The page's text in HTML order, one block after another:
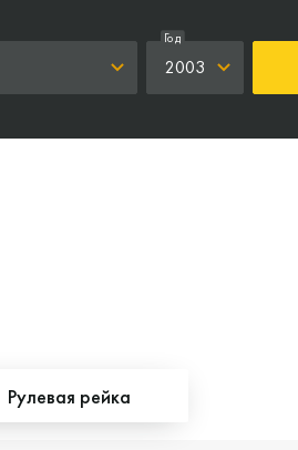
2003
Год
Рулевая рейка